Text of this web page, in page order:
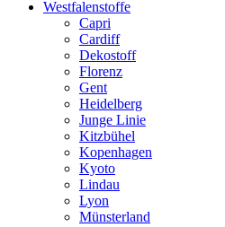
Westfalenstoffe
Capri
Cardiff
Dekostoff
Florenz
Gent
Heidelberg
Junge Linie
Kitzbühel
Kopenhagen
Kyoto
Lindau
Lyon
Münsterland